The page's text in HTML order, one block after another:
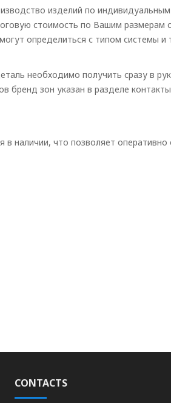
изделий по
стоимость по Вашим
определиться с типом системы
необходимо получить сразу в
бренд зон указан в разделе
наличии, что позволяет
CONTACTS